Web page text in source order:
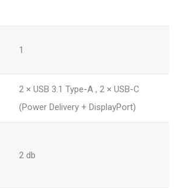
1
2 × USB 3.1 Type-A , 2 × USB-C
(Power Delivery + DisplayPort)
2 db